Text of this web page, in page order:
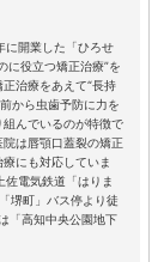
に開業した「ひろせ
に役立つ矯正治療”を
治療をあえて“長持
から虫歯予防に力を
んでいるのが特徴で
は唇顎口蓋裂の矯正
にも対応していま
佐電気鉄道「はりま
堺町」バス停より徒
「高知中央公園地下